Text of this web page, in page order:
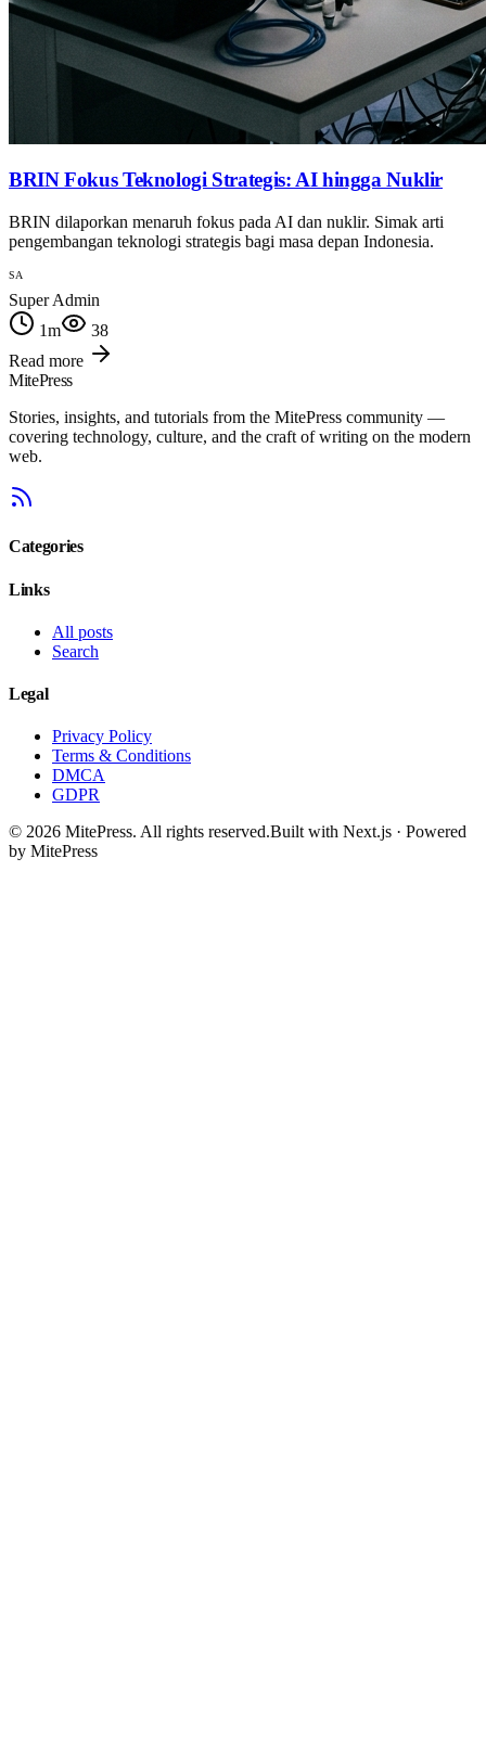
BRIN Fokus Teknologi Strategis: AI hingga Nuklir
BRIN dilaporkan menaruh fokus pada AI dan nuklir. Simak arti
pengembangan teknologi strategis bagi masa depan Indonesia.
SA
Super Admin
1m
38
Read more
MitePress
Stories, insights, and tutorials from the MitePress community —
covering technology, culture, and the craft of writing on the modern
web.
Categories
Links
All posts
Search
Legal
Privacy Policy
Terms & Conditions
DMCA
GDPR
© 2026 MitePress. All rights reserved.Built with Next.js · Powered
by MitePress